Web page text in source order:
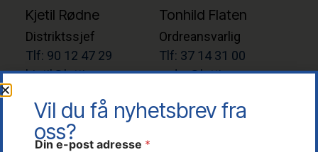
Kjetil Rødne
Distriktssjef
Tlf: 90 12 47 29
kjetil@letti.no
Tonhild Flaten
Ordreansvarlig
Tlf: 37 14 31 00
ordre@letti.no
Vil du få nyhetsbrev fra
oss?
Din e-post adresse *